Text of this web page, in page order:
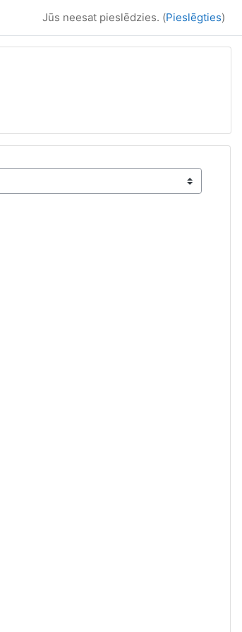
Jūs neesat pieslēdzies. (Pieslēgties)